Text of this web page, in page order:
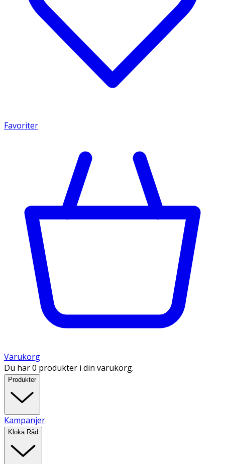
Favoriter
Varukorg
Du har 0 produkter i din varukorg.
Produkter
Kampanjer
Kloka Råd